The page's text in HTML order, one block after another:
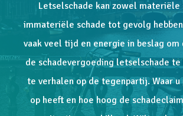
Letselschade kan zowel materiële
immateriële schade tot gevolg
vaak veel tijd en energie in beslag om
de schadevergoeding letselschade te
te verhalen op de tegenpartij. Waar
op heeft en hoe hoog de